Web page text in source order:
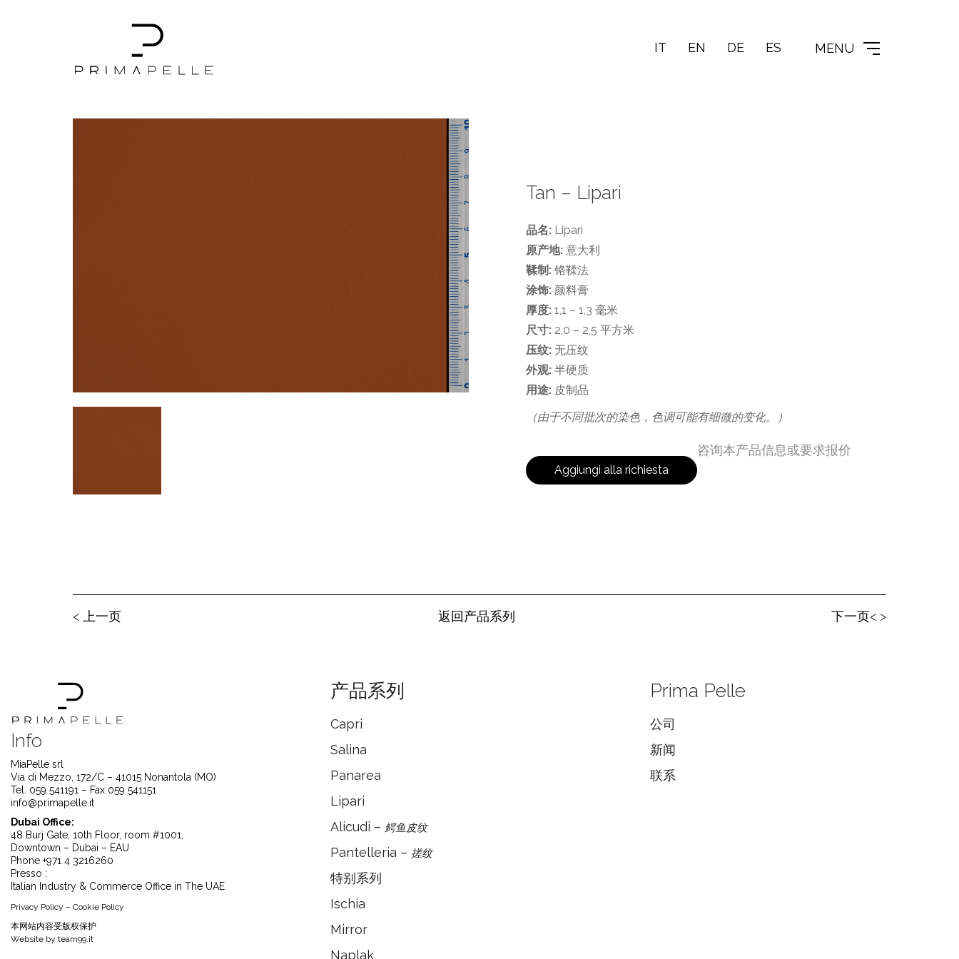
IT EN DE ES MENU
Tan – Lipari
品名: Lipari
原产地: 意大利
鞣制: 铬鞣法
涂饰: 颜料膏
厚度: 1,1 – 1,3 毫米
尺寸: 2,0 – 2,5 平方米
压纹: 无压纹
外观: 半硬质
用途: 皮制品
（由于不同批次的染色，色调可能有细微的变化。）
咨询本产品信息或要求报价
Aggiungi alla richiesta
< 上⼀⻚ 返回产品系列 下⼀⻚< >
Info
MiaPelle srl
Via di Mezzo, 172/C – 41015 Nonantola (MO)
Tel. 059 541191 – Fax 059 541151
info@primapelle.it
Dubai Office:
48 Burj Gate, 10th Floor, room #1001,
Downtown – Dubai – EAU
Phone +971 4 3216260
Presso :
Italian Industry & Commerce Office in The UAE
Privacy Policy – Cookie Policy
本⽹站内容受版权保护
Website by team99.it
产品系列
Capri
Salina
Panarea
Lipari
Alicudi – 鳄鱼皮纹
Pantelleria – 搓纹
特别系列
Ischia
Mirror
Naplak
Prima Pelle
公司
新闻
联系